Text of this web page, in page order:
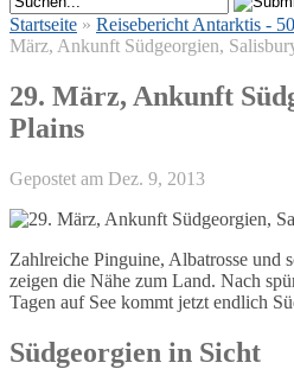
Startseite » Reisebericht Antarktis -
März, Ankunft Südgeorgien,
29. März, Ankunft
Plains
Gepostet am Dez. 9, 2013
Zahlreiche Pinguine, Albatrosse und
zeigen die Nähe zum Land. Nach
Tagen auf See kommt jetzt endlich
Südgeorgien in Sicht